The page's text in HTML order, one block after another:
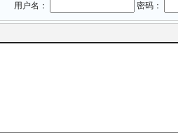
用户名： 密码：